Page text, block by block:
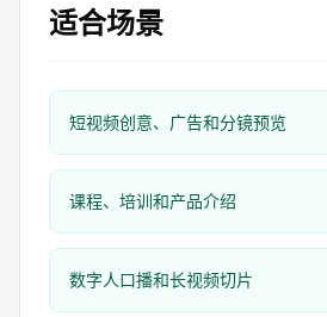
适合场景
短视频创意、广告和分镜预览
课程、培训和产品介绍
数字人口播和长视频切片